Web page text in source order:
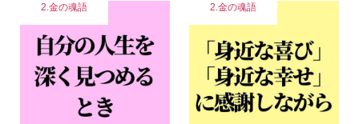
2.金の魂語 2.金の魂語